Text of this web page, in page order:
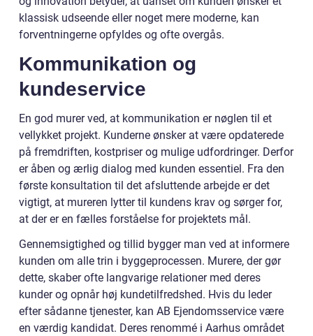
klassisk udseende eller noget mere moderne, kan
forventningerne opfyldes og ofte overgås.
Kommunikation og
kundeservice
En god murer ved, at kommunikation er nøglen til et
vellykket projekt. Kunderne ønsker at være opdaterede
på fremdriften, kostpriser og mulige udfordringer. Derfor
er åben og ærlig dialog med kunden essentiel. Fra den
første konsultation til det afsluttende arbejde er det
vigtigt, at mureren lytter til kundens krav og sørger for,
at der er en fælles forståelse for projektets mål.
Gennemsigtighed og tillid bygger man ved at informere
kunden om alle trin i byggeprocessen. Murere, der gør
dette, skaber ofte langvarige relationer med deres
kunder og opnår høj kundetilfredshed. Hvis du leder
efter sådanne tjenester, kan AB Ejendomsservice være
en værdig kandidat. Deres renommé i Aarhus området